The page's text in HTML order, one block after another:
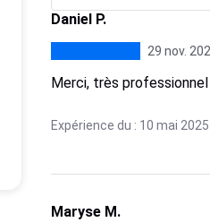
Daniel P.
29 nov.
Merci, très professionnel
Expérience du : 10 mai 2025
Maryse M.